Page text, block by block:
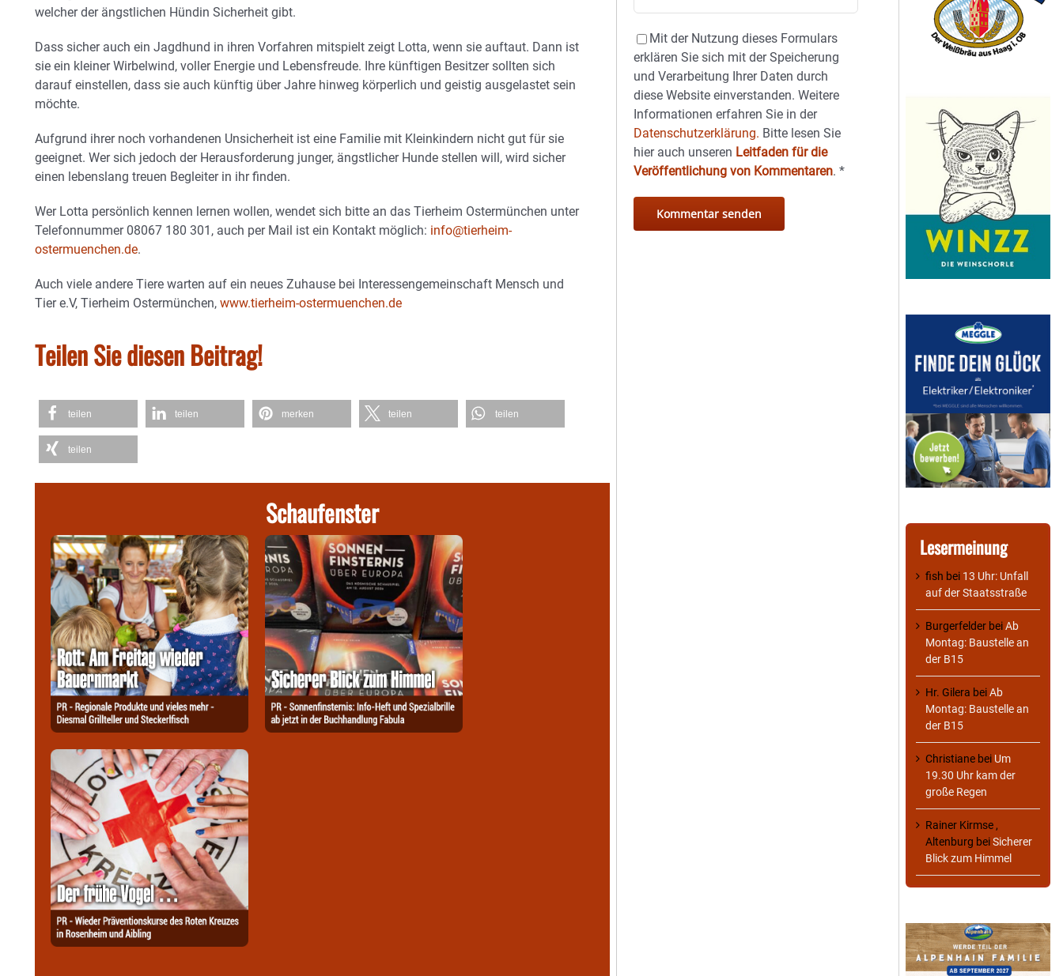
welcher der ängstlichen Hündin Sicherheit gibt.
Dass sicher auch ein Jagdhund in ihren Vorfahren mitspielt zeigt Lotta, wenn sie auftaut. Dann ist
sie ein kleiner Wirbelwind, voller Energie und Lebensfreude. Ihre künftigen Besitzer sollten sich
darauf einstellen, dass sie auch künftig über Jahre hinweg körperlich und geistig ausgelastet sein
möchte.
Aufgrund ihrer noch vorhandenen Unsicherheit ist eine Familie mit Kleinkindern nicht gut für sie
geeignet. Wer sich jedoch der Herausforderung junger, ängstlicher Hunde stellen will, wird sicher
einen lebenslang treuen Begleiter in ihr finden.
Wer Lotta persönlich kennen lernen wollen, wendet sich bitte an das Tierheim Ostermünchen unter
Telefonnummer 08067 180 301, auch per Mail ist ein Kontakt möglich: info@tierheim-
ostermuenchen.de.
Auch viele andere Tiere warten auf ein neues Zuhause bei Interessengemeinschaft Mensch und
Tier e.V, Tierheim Ostermünchen, www.tierheim-ostermuenchen.de
Teilen Sie diesen Beitrag!
teilen teilen merken teilen teilen
teilen
Schaufenster
Mit der Nutzung dieses Formulars
erklären Sie sich mit der Speicherung
und Verarbeitung Ihrer Daten durch
diese Website einverstanden. Weitere
Informationen erfahren Sie in der
Datenschutzerklärung. Bitte lesen Sie
hier auch unseren Leitfaden für die
Veröffentlichung von Kommentaren.*
Lesermeinung
fish bei 13 Uhr: Unfall
auf der Staatsstraße
Burgerfelder beiAb
Montag: Baustelle an
der B15
Hr. Gilera beiAb
Montag: Baustelle an
der B15
Christiane bei Um
19.30 Uhr kam der
große Regen
Rainer Kirmse ,
Altenburg beiSicherer
Blick zum Himmel